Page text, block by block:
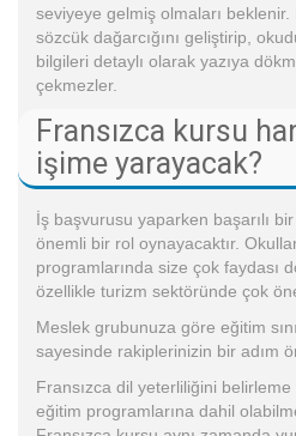
seviyeye gelmiş olmaları
sözcük dağarcığını geliştirip,
bilgileri detaylı olarak yazıya
çekmezler.
Fransızca kursu
işime yarayacak?
İş başvurusu yaparken başarılı
önemli bir rol oynayacaktır.
programlarında size çok faydası
özellikle turizm sektöründe çok
Meslek grubunuza göre eğitim
sayesinde rakiplerinizin bir adım
Fransızca dil yeterliliğini belirleme
eğitim programlarına dahil